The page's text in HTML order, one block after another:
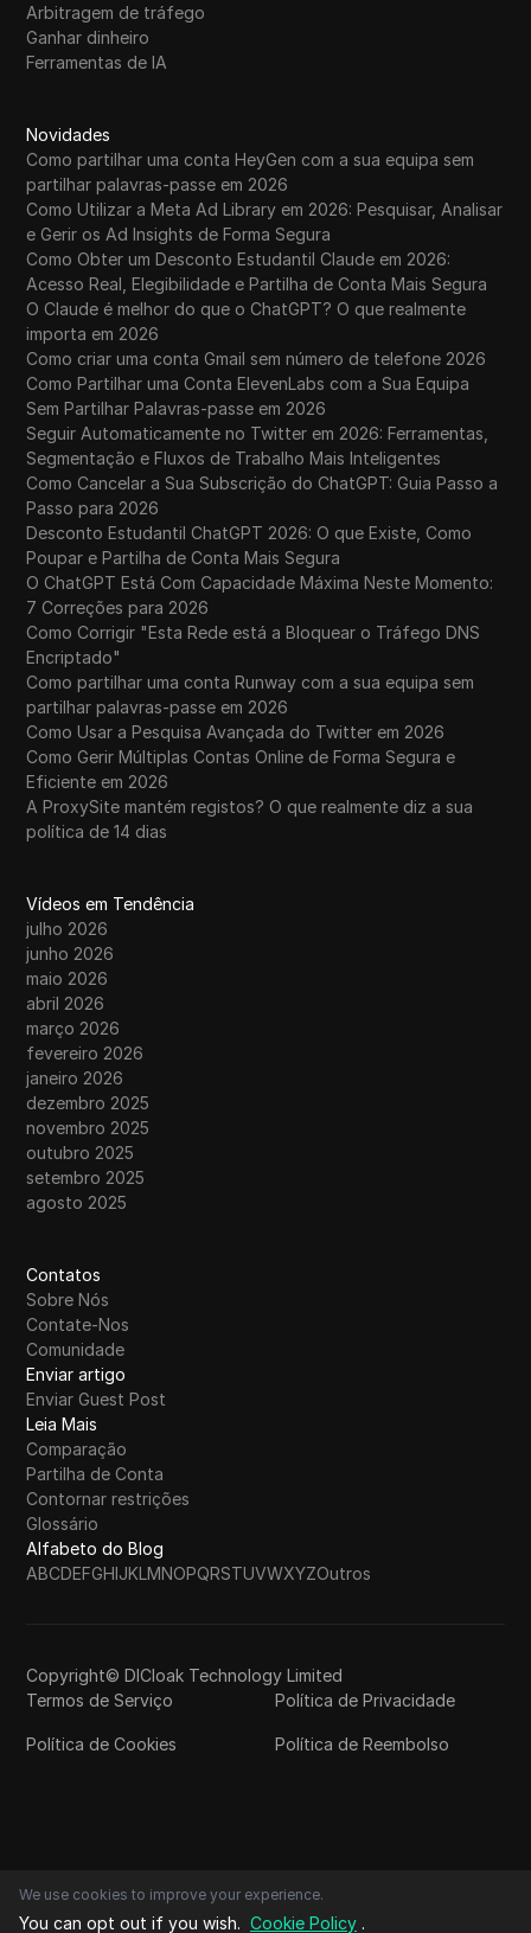
Arbitragem de tráfego
Ganhar dinheiro
Ferramentas de IA
Novidades
Como partilhar uma conta HeyGen com a sua equipa sem
partilhar palavras-passe em 2026
Como Utilizar a Meta Ad Library em 2026: Pesquisar, Analisar
e Gerir os Ad Insights de Forma Segura
Como Obter um Desconto Estudantil Claude em 2026:
Acesso Real, Elegibilidade e Partilha de Conta Mais Segura
O Claude é melhor do que o ChatGPT? O que realmente
importa em 2026
Como criar uma conta Gmail sem número de telefone 2026
Como Partilhar uma Conta ElevenLabs com a Sua Equipa
Sem Partilhar Palavras-passe em 2026
Seguir Automaticamente no Twitter em 2026: Ferramentas,
Segmentação e Fluxos de Trabalho Mais Inteligentes
Como Cancelar a Sua Subscrição do ChatGPT: Guia Passo a
Passo para 2026
Desconto Estudantil ChatGPT 2026: O que Existe, Como
Poupar e Partilha de Conta Mais Segura
O ChatGPT Está Com Capacidade Máxima Neste Momento:
7 Correções para 2026
Como Corrigir "Esta Rede está a Bloquear o Tráfego DNS
Encriptado"
Como partilhar uma conta Runway com a sua equipa sem
partilhar palavras-passe em 2026
Como Usar a Pesquisa Avançada do Twitter em 2026
Como Gerir Múltiplas Contas Online de Forma Segura e
Eficiente em 2026
A ProxySite mantém registos? O que realmente diz a sua
política de 14 dias
Vídeos em Tendência
julho 2026
junho 2026
maio 2026
abril 2026
março 2026
fevereiro 2026
janeiro 2026
dezembro 2025
novembro 2025
outubro 2025
setembro 2025
agosto 2025
Contatos
Sobre Nós
Contate-Nos
Comunidade
Enviar artigo
Enviar Guest Post
Leia Mais
Comparação
Partilha de Conta
Contornar restrições
Glossário
Alfabeto do Blog
ABCDEFGHIJKLMNOPQRSTUVWXYZOutros
Copyright© DICloak Technology Limited
Termos de Serviço
Política de Privacidade
Política de Cookies Política de Reembolso
We use cookies to improve your experience.
You can opt out if you wish. Cookie Policy .